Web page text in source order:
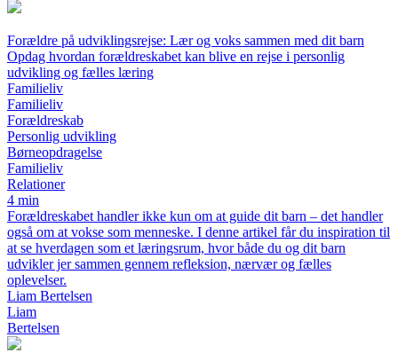
Forældre på udviklingsrejse: Lær og voks sammen med dit barn
Opdag hvordan forældreskabet kan blive en rejse i personlig
udvikling og fælles læring
Familieliv
Familieliv
Forældreskab
Personlig udvikling
Børneopdragelse
Familieliv
Relationer
4 min
Forældreskabet handler ikke kun om at guide dit barn – det handler
også om at vokse som menneske. I denne artikel får du inspiration til
at se hverdagen som et læringsrum, hvor både du og dit barn
udvikler jer sammen gennem refleksion, nærvær og fælles
oplevelser.
Liam Bertelsen
Liam
Bertelsen